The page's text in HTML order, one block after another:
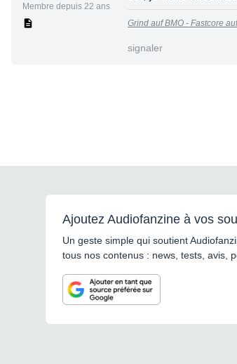
Membre depuis 22 ans
Grind auf BMO - Fastcore
signaler
Ajoutez Audiofanzine à vos
Un geste simple qui soutient
tous nos contenus : news, tests, avis,